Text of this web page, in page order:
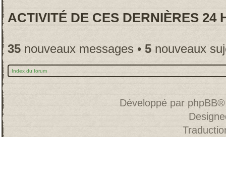
ACTIVITÉ DE CES DERNIÈRES 24
35 nouveaux messages • 5 nouveaux
Index du forum
Développé par phpBB®